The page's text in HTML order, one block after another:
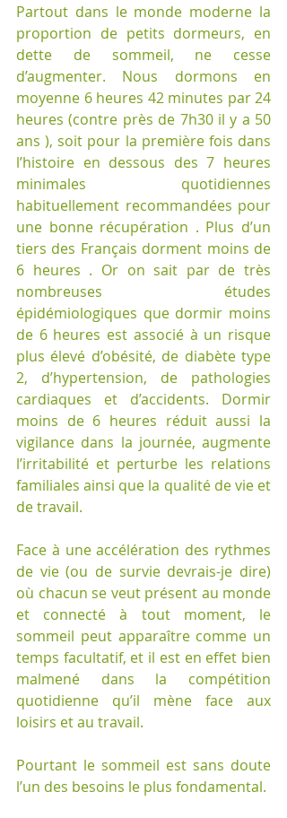
Partout dans le monde moderne la
proportion de petits dormeurs, en
dette de sommeil, ne cesse
d’augmenter. Nous dormons en
moyenne 6 heures 42 minutes par 24
heures (contre près de 7h30 il y a 50
ans ), soit pour la première fois dans
l’histoire en dessous des 7 heures
minimales quotidiennes
habituellement recommandées pour
une bonne récupération . Plus d’un
tiers des Français dorment moins de
6 heures . Or on sait par de très
nombreuses études
épidémiologiques que dormir moins
de 6 heures est associé à un risque
plus élevé d’obésité, de diabète type
2, d’hypertension, de pathologies
cardiaques et d’accidents. Dormir
moins de 6 heures réduit aussi la
vigilance dans la journée, augmente
l’irritabilité et perturbe les relations
familiales ainsi que la qualité de vie et
de travail.
Face à une accélération des rythmes
de vie (ou de survie devrais-je dire)
où chacun se veut présent au monde
et connecté à tout moment, le
sommeil peut apparaître comme un
temps facultatif, et il est en effet bien
malmené dans la compétition
quotidienne qu’il mène face aux
loisirs et au travail.
Pourtant le sommeil est sans doute
l’un des besoins le plus fondamental.